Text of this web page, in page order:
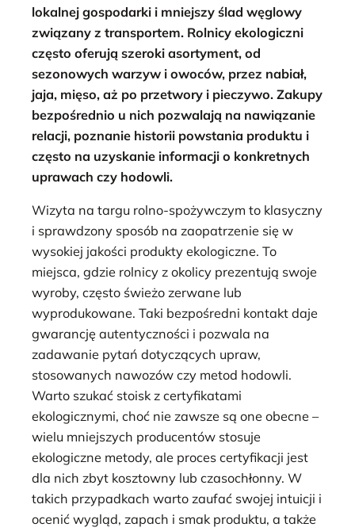
lokalnej gospodarki i mniejszy ślad węglowy
związany z transportem. Rolnicy ekologiczni
często oferują szeroki asortyment, od
sezonowych warzyw i owoców, przez nabiał,
jaja, mięso, aż po przetwory i pieczywo. Zakupy
bezpośrednio u nich pozwalają na nawiązanie
relacji, poznanie historii powstania produktu i
często na uzyskanie informacji o konkretnych
uprawach czy hodowli.
Wizyta na targu rolno-spożywczym to klasyczny
i sprawdzony sposób na zaopatrzenie się w
wysokiej jakości produkty ekologiczne. To
miejsca, gdzie rolnicy z okolicy prezentują swoje
wyroby, często świeżo zerwane lub
wyprodukowane. Taki bezpośredni kontakt daje
gwarancję autentyczności i pozwala na
zadawanie pytań dotyczących upraw,
stosowanych nawozów czy metod hodowli.
Warto szukać stoisk z certyfikatami
ekologicznymi, choć nie zawsze są one obecne –
wielu mniejszych producentów stosuje
ekologiczne metody, ale proces certyfikacji jest
dla nich zbyt kosztowny lub czasochłonny. W
takich przypadkach warto zaufać swojej intuicji i
ocenić wygląd, zapach i smak produktu, a także